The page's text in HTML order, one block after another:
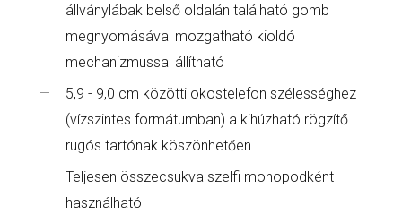
állványlábak belső oldalán található gomb
megnyomásával mozgatható kioldó
mechanizmussal állítható
5,9 - 9,0 cm közötti okostelefon szélességhez
(vízszintes formátumban) a kihúzható rögzítő
rugós tartónak köszönhetően
Teljesen összecsukva szelfi monopodként
használható